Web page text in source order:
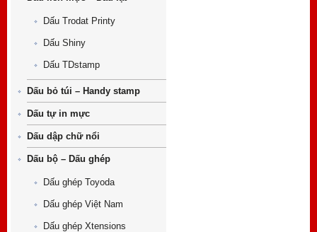
Dấu Trodat Printy
Dấu Shiny
Dấu TDstamp
Dấu bỏ túi – Handy stamp
Dấu tự in mực
Dấu dập chữ nổi
Dấu bộ – Dấu ghép
Dấu ghép Toyoda
Dấu ghép Việt Nam
Dấu ghép Xtensions